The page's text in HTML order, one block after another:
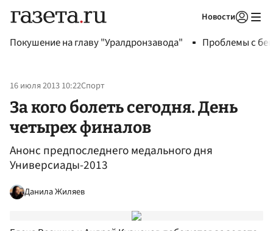
Новости
Покушение на главу "Уралдронзавода" Проблемы с
16 июля 2013 10:22Спорт
За кого болеть сегодня. День
четырех финалов
Анонс предпоследнего медального дня
Универсиады-2013
Данила Жиляев